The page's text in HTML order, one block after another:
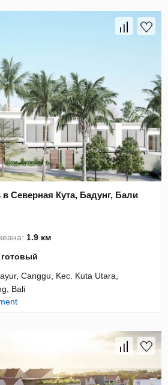
Северная Кута, Бадунг, Бали
1.9 км
готовый
Canggu, Kec. Kuta Utara,
Bali